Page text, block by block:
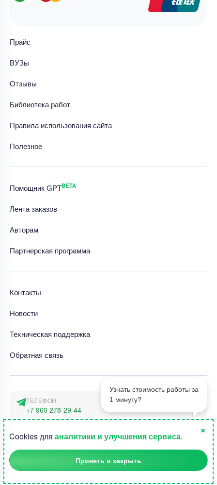
1
Узнать стоимость работы за
1 минуту?
Прайс
ВУЗы
Отзывы
Библиотека работ
Правила использования сайта
Полезное
Помощник GPTBETA
Лента заказов
Авторам
Партнерская программа
Контакты
Новости
Техническая поддержка
Обратная связь
ТЕЛЕФОН
+7 960 278-29-44
г. Москва, наб. Тараса Шевченко 23а
©2015-2026, Студландия -
Cookies для аналитики и улучшения сервиса.
×
Принять и закрыть